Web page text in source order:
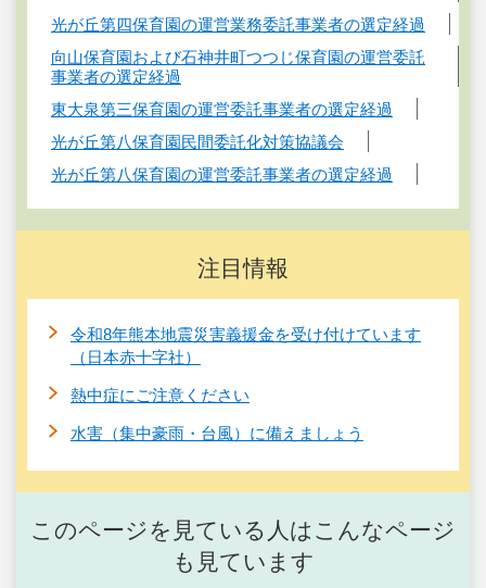
光が丘第四保育園の運営業務委託事業者の選定経過
向山保育園および石神井町つつじ保育園の運営委託
事業者の選定経過
東大泉第三保育園の運営委託事業者の選定経過
光が丘第八保育園民間委託化対策協議会
光が丘第八保育園の運営委託事業者の選定経過
注目情報
令和8年熊本地震災害義援金を受け付けています
（日本赤十字社）
熱中症にご注意ください
水害（集中豪雨・台風）に備えましょう
このページを見ている人はこんなページ
も見ています